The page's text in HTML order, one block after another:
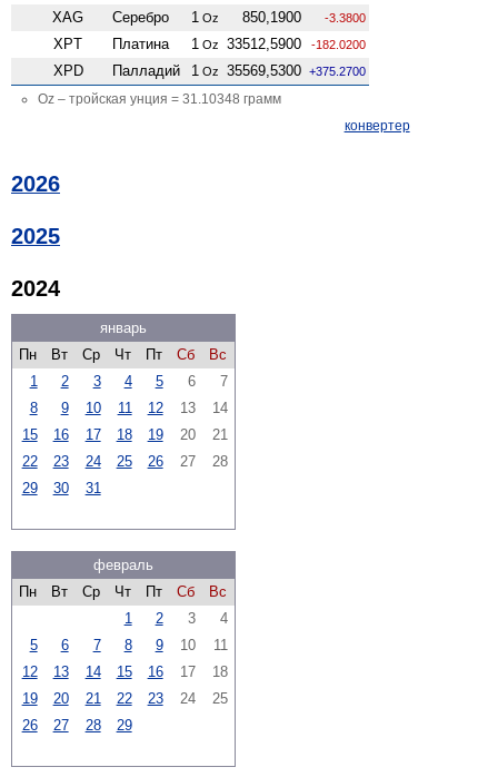
XAG Серебро 1 Oz 850,1900 -3.3800
XPT Платина 1 Oz 33512,5900 -182.0200
XPD Палладий 1 Oz 35569,5300 +375.2700
Oz – тройская унция = 31.10348 грамм
конвертер
2026
2025
2024
январь
Пн
Вт Ср Чт Пт Сб
Вс
1
2 3 4 5 6
7
8
9 10 11 12 13
14
15
16 17 18 19 20
21
22
23 24 25 26 27
28
29
30 31
февраль
Пн
Вт Ср Чт Пт Сб
Вс
1
2 3
4
5
6 7 8 9 10
11
12
13 14 15 16 17
18
19
20 21 22 23 24
25
26
27 28 29